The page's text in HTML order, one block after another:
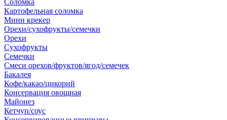
Соломка
Картофельная соломка
Мини крекер
Орехи/сухофрукты/семечки
Орехи
Сухофрукты
Семечки
Смеси орехов/фруктов/ягод/семечек
Бакалея
Кофе/какао/цикорий
Консервация овощная
Майонез
Кетчуп/соус